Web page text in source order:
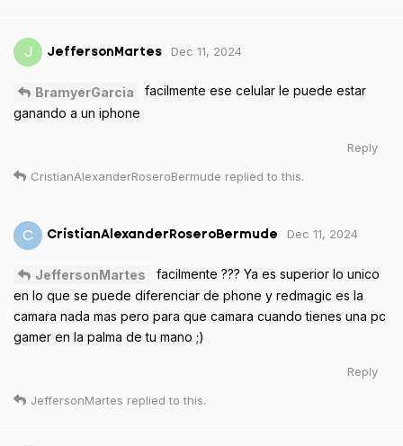
J JeffersonMartes Dec 11, 2024
BramyerGarcia
facilmente ese celular le puede estar
ganando a un iphone
Reply
CristianAlexanderRoseroBermude replied to this.
C CristianAlexanderRoseroBermude Dec 11, 2024
JeffersonMartes
facilmente ??? Ya es superior lo unico
en lo que se puede diferenciar de phone y redmagic es la
camara nada mas pero para que camara cuando tienes una pc
gamer en la palma de tu mano ;)
Reply
JeffersonMartes replied to this.